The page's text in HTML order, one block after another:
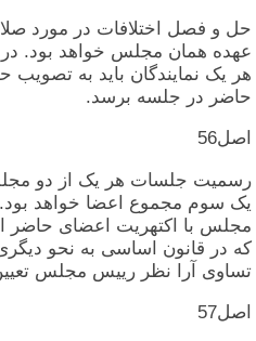
حل‏ و فصل‏ اختلافات‏ در مورد
عهده‏ همان‏ مجلس‏ خواهد بود.
هر یک‏ نمایندگان‏ باید به‏ تصویب‏
حاضر در جلسه‏ برسد.
اصل‏56
رسمیت‏ جلسات‏ هر یک‏ از دو
یک‏ سوم‏ مجموع‏ اعضا خواهد
مجلس‏ با اکتهریت‏ اعضای‏ حاضر
که‏ در قانون‏ اساسی‏ به‏ نحو
تساوی‏ آرا نظر رییس‏ مجلس‏
اصل‏57